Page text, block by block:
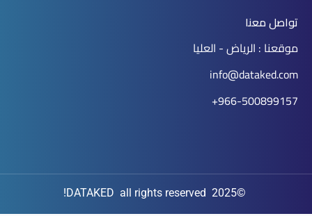
تواصل معنا
موقعنا : الرياض - العليا
info@dataked.com
966-500899157+
©2025 DATAKED all rights reserved!